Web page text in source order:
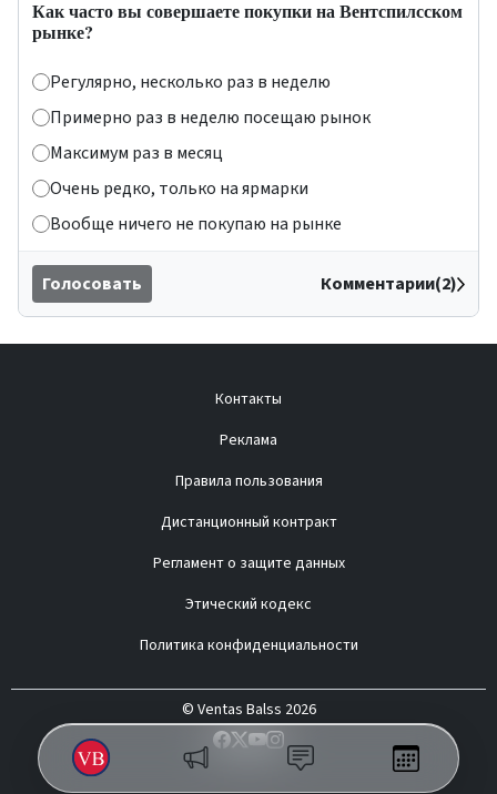
Как часто вы совершаете покупки на Вентспилсском
рынке?
Регулярно, несколько раз в неделю
Примерно раз в неделю посещаю рынок
Максимум раз в месяц
Очень редко, только на ярмарки
Вообще ничего не покупаю на рынке
Голосовать Комментарии(2)
Контакты
Реклама
Правила пользования
Дистанционный контракт
Регламент о защите данных
Этический кодекс
Политика конфиденциальности
© Ventas Balss 2026